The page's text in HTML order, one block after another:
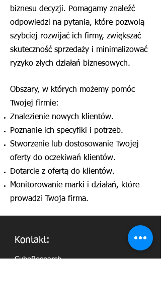
biznesu decyzji. Pomagamy znaleźć
odpowiedzi na pytania, które pozwolą
szybciej rozwijać ich firmy, zwiększać
skuteczność sprzedaży i minimalizować
ryzyko złych działań biznesowych.
Obszary, w których możemy pomóc
Twojej firmie:
Znalezienie nowych klientów.
Poznanie ich specyfiki i potrzeb.
Stworzenie lub dostosowanie Twojej
oferty do oczekiwań klientów.
Dotarcie z ofertą do klientów.
Monitorowanie marki i działań, które
prowadzi Twoja firma.
Kontakt:
CubeResearch